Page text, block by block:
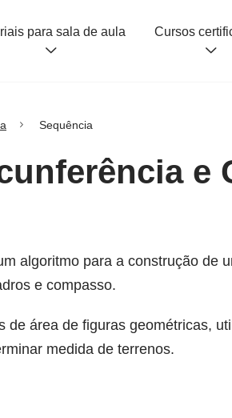
para sala de aula
Sequência
e
algoritmo para a construção de
e compasso.
área de figuras geométricas,
medida de terrenos.